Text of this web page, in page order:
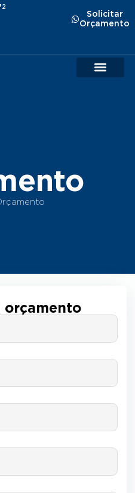
Solicitar
Orçamento
orçamento